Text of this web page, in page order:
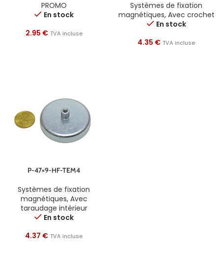
PROMO
En stock
2.95 € TVA incluse
Systèmes de fixation
magnétiques, Avec crochet
En stock
4.35 € TVA incluse
P-47×9-HF-TEM4
Systèmes de fixation
magnétiques, Avec
taraudage intérieur
En stock
4.37 € TVA incluse